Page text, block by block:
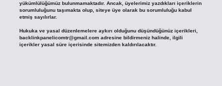
yükümlülüğümüz bulunmamaktadır. Ancak, üyelerimiz yazdıkları içeriklerin
sorumluluğunu taşımakta olup, siteye üye olarak bu sorumluluğu kabul
etmiş sayılırlar.
Hukuka ve yasal düzenlemelere aykırı olduğunu düşündüğünüz içerikleri,
backlinkpanelicomtr@gmail.comadresine bildirmeniz halinde, ilgili
içerikler yasal süre içerisinde sitemizden kaldırılacaktır.